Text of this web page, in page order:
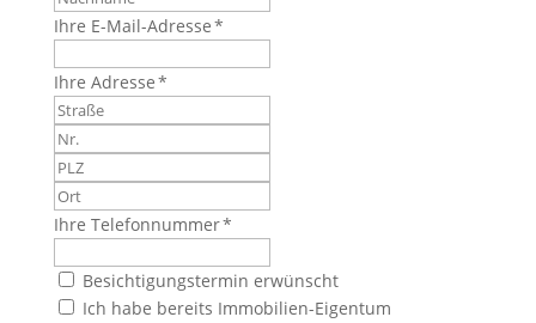
Ihre E-Mail-Adresse *
Ihre Adresse *
Ihre Telefonnummer *
Besichtigungstermin erwünscht
Ich habe bereits Immobilien-Eigentum